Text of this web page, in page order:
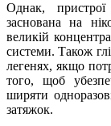
Однак,
заснована на
великій
системи. Також
легенях, якщо
того, щоб
ширяти
затяжок.